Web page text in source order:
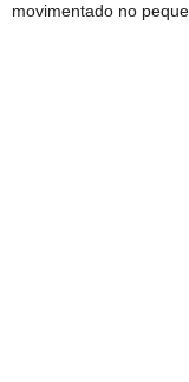
movimentado no